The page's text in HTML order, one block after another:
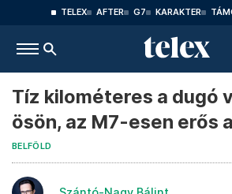
TELEX AFTER G7 KARAKTER
Tíz kilométeres a dugó
ösön, az M7-esen erős
BELFÖLD